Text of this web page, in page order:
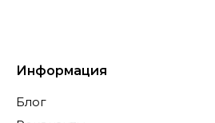
Информация
Блог